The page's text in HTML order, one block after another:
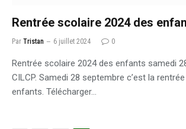
Rentrée scolaire 2024 des
Par Tristan 6 juillet 2024 0
Rentrée scolaire 2024 des enfants samedi
CILCP. Samedi 28 septembre c’est la
enfants. Télécharger…